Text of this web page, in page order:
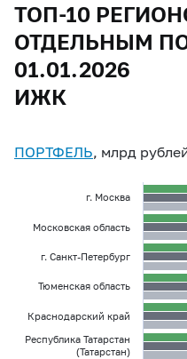
ТОП-10
ОТДЕЛЬНЫМ
01.01.2026
ИЖК
ПОРТФЕЛЬ, млрд
г. Москва
Московская область
г. Санкт-Петербург
Тюменская область
Краснодарский край
Республика Татарстан
(Татарстан)